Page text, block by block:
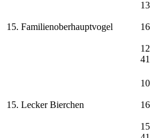
15. Familienoberhauptvogel
13
16
12
41
15. Lecker Bierchen
10
16
15